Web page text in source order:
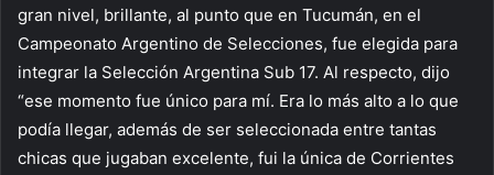
gran nivel, brillante, al punto que en Tucumán, en el
Campeonato Argentino de Selecciones, fue elegida para
integrar la Selección Argentina Sub 17. Al respecto, dijo
“ese momento fue único para mí. Era lo más alto a lo que
podía llegar, además de ser seleccionada entre tantas
chicas que jugaban excelente, fui la única de Corrientes